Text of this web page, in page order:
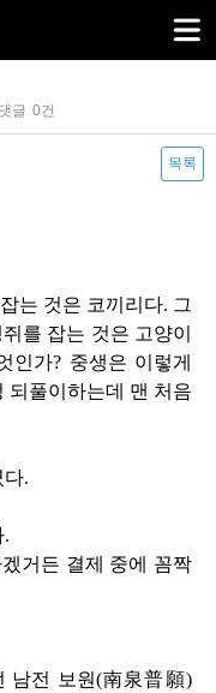
댓글 0건
목록
는 것은 코끼리다. 그
를 잡는 것은 고양이
인가? 중생은 이렇게
되풀이하는데 맨 처음
다.
.
거든 결제 중에 꼼짝
남전 보원(南泉普願)